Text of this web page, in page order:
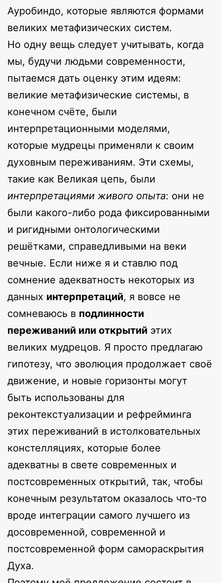
Ауробиндо, которые являются формами
великих метафизических систем.
Но одну вещь следует учитывать, когда
мы, будучи людьми современности,
пытаемся дать оценку этим идеям:
великие метафизические системы, в
конечном счёте, были
интерпретационными моделями,
которые мудрецы применяли к своим
духовным переживаниям. Эти схемы,
такие как Великая цепь, были
интерпретациями живого опыта: они не
были какого-либо рода фиксированными
и ригидными онтологическими
решётками, справедливыми на веки
вечные. Если ниже я и ставлю под
сомнение адекватность некоторых из
данных интерпретаций, я вовсе не
сомневаюсь в подлинности
переживаний или открытий этих
великих мудрецов. Я просто предлагаю
гипотезу, что эволюция продолжает своё
движение, и новые горизонты могут
быть использованы для
реконтекстуализации и рефрейминга
этих переживаний в истолковательных
констелляциях, которые более
адекватны в свете современных и
постсовременных открытий, так, чтобы
конечным результатом оказалось что-то
вроде интеграции самого лучшего из
досовременной, современной и
постсовременной форм самораскрытия
Духа.